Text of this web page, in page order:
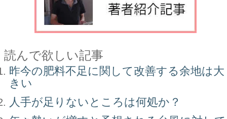
読んで欲しい記事
昨今の肥料不足に関して改善する余地は大
きい
人手が足りないところは何処か？